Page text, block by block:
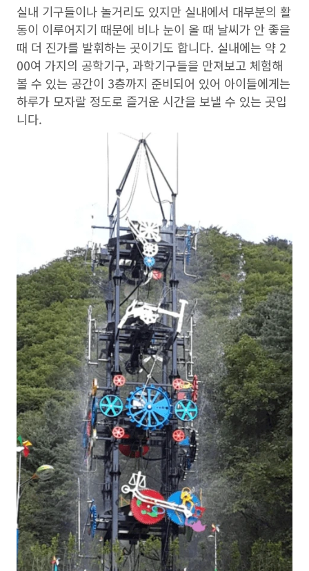
실내 기구들이나 놀거리도 있지만 실내에서 대부분의 활
동이 이루어지기 때문에 비나 눈이 올 때 날씨가 안 좋을
때 더 진가를 발휘하는 곳이기도 합니다. 실내에는 약 2
00여 가지의 공학기구, 과학기구들을 만져보고 체험해
볼 수 있는 공간이 3층까지 준비되어 있어 아이들에게는
하루가 모자랄 정도로 즐거운 시간을 보낼 수 있는 곳입
니다.